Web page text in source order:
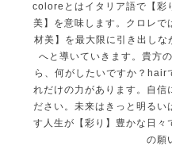
coloreとはイタリア語で【
美】を意味します。クロレで
材美】を最大限に引き出し
へと導いていきます。貴方
ら、何がしたいですか？hair
れだけの力があります。自信
ださい。未来はきっと明る
す人生が【彩り】豊かな日々
の願